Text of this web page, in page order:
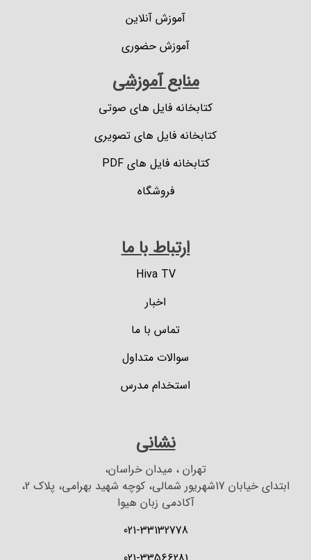
آموزش آنلاین
آموزش حضوری
منابع آموزشی
کتابخانه فایل های صوتی
کتابخانه فایل های تصویری
کتابخانه فایل های PDF
فروشگاه
ارتباط با ما
Hiva TV
اخبار
تماس با ما
سوالات متداول
استخدام مدرس
نشانی
تهران ، میدان خراسان،
ابتدای خیابان 17شهریور شمالی، کوچه شهید بهرامی، پلاک 2،
آکادمی زبان هیوا
021-33132778